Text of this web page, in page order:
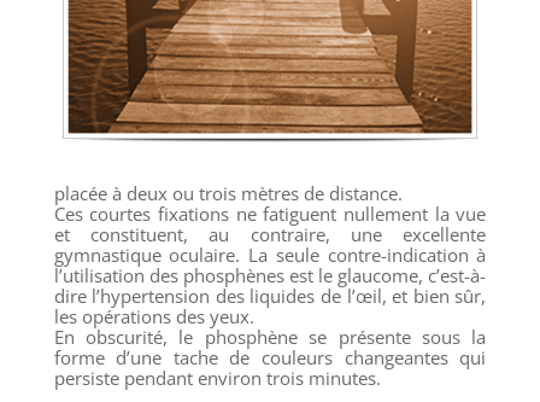
placée à deux ou trois mètres de distance.
Ces courtes fixations ne fatiguent nullement la vue
et constituent, au contraire, une excellente
gymnastique oculaire. La seule contre-indication à
l’utilisation des phosphènes est le glaucome, c’est-à-
dire l’hypertension des liquides de l’œil, et bien sûr,
les opérations des yeux.
En obscurité, le phosphène se présente sous la
forme d’une tache de couleurs changeantes qui
persiste pendant environ trois minutes.